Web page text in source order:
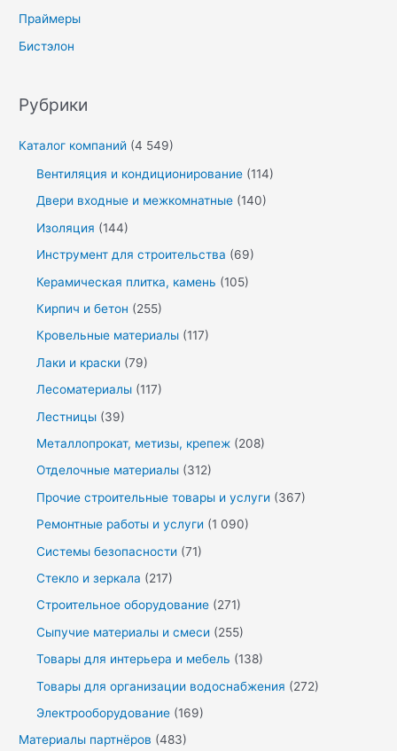
Праймеры
Бистэлон
Рубрики
Каталог компаний (4 549)
Вентиляция и кондиционирование (114)
Двери входные и межкомнатные (140)
Изоляция (144)
Инструмент для строительства (69)
Керамическая плитка, камень (105)
Кирпич и бетон (255)
Кровельные материалы (117)
Лаки и краски (79)
Лесоматериалы (117)
Лестницы (39)
Металлопрокат, метизы, крепеж (208)
Отделочные материалы (312)
Прочие строительные товары и услуги (367)
Ремонтные работы и услуги (1 090)
Системы безопасности (71)
Стекло и зеркала (217)
Строительное оборудование (271)
Сыпучие материалы и смеси (255)
Товары для интерьера и мебель (138)
Товары для организации водоснабжения (272)
Электрооборудование (169)
Материалы партнёров (483)